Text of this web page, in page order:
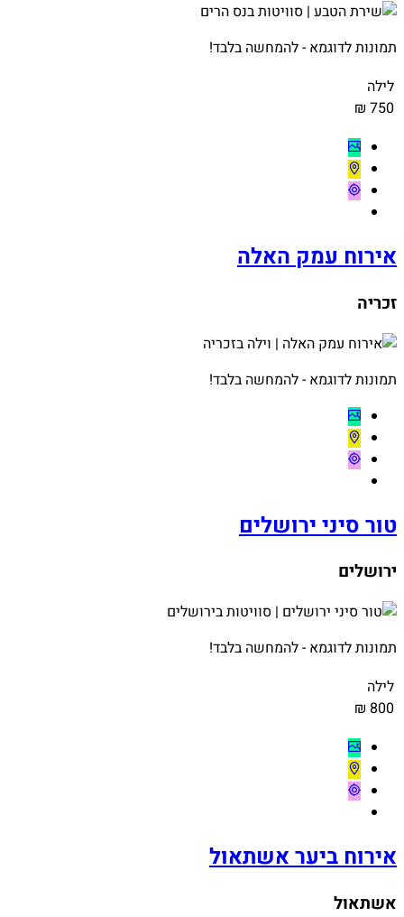
תמונות לדוגמא - להמחשה בלבד!
לילה
750 ₪
אירוח עמק האלה
זכריה
תמונות לדוגמא - להמחשה בלבד!
טור סיני ירושלים
ירושלים
תמונות לדוגמא - להמחשה בלבד!
לילה
800 ₪
אירוח ביער אשתאול
אשתאול